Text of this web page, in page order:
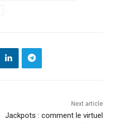
Next article
Jackpots : comment le virtuel